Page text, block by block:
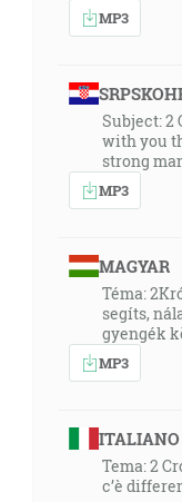
MP3
Subject: 2
with you
strong
MP3
MAGYAR
Téma:
segíts,
gyengék
MP3
ITALIANO
Tema: 2
c’è